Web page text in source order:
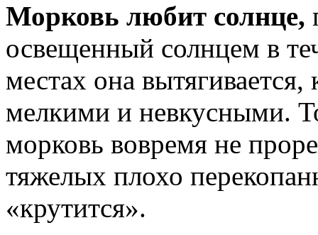
Морковь любит солнце,
освещенный солнцем в
местах она
мелкими и невкусными.
морковь вовремя не
тяжелых плохо
«крутится».